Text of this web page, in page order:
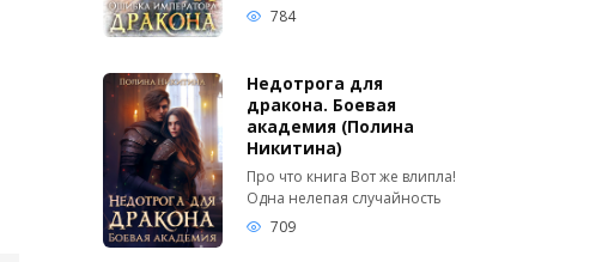
784
Недотрога для
дракона. Боевая
академия (Полина
Никитина)
Про что книга Вот же влипла!
Одна нелепая случайность
709